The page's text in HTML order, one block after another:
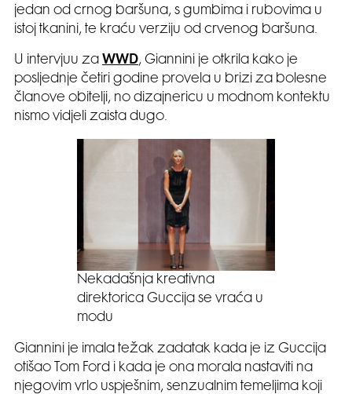
jedan od crnog baršuna, s gumbima i rubovima u
istoj tkanini, te kraću verziju od crvenog baršuna.
U intervjuu za WWD, Giannini je otkrila kako je
posljednje četiri godine provela u brizi za bolesne
članove obitelji, no dizajnericu u modnom kontektu
nismo vidjeli zaista dugo.
Nekadašnja kreativna
direktorica Guccija se vraća u
modu
Giannini je imala težak zadatak kada je iz Guccija
otišao Tom Ford i kada je ona morala nastaviti na
njegovim vrlo uspješnim, senzualnim temeljima koji